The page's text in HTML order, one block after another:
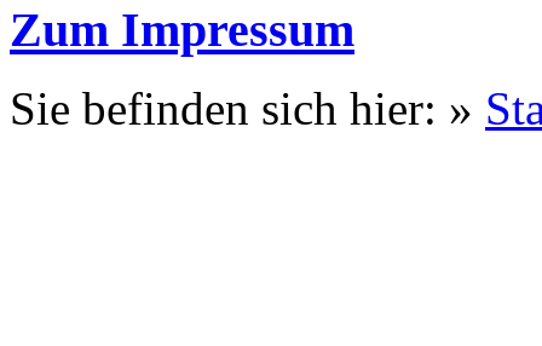
Zum Impressum
Sie befinden sich hier: »